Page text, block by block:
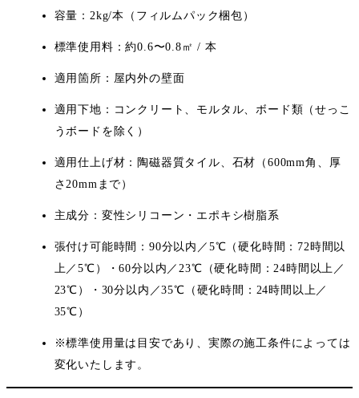
容量：2kg/本（フィルムパック梱包）
標準使用料：約0.6〜0.8㎡ / 本
適用箇所：屋内外の壁面
適用下地：コンクリート、モルタル、ボード類（せっこ
うボードを除く）
適用仕上げ材：陶磁器質タイル、石材（600mm角、厚
さ20mmまで）
主成分：変性シリコーン・エポキシ樹脂系
張付け可能時間：90分以内／5℃（硬化時間：72時間以
上／5℃）・60分以内／23℃（硬化時間：24時間以上／
23℃）・30分以内／35℃（硬化時間：24時間以上／
35℃）
※標準使用量は目安であり、実際の施工条件によっては
変化いたします。